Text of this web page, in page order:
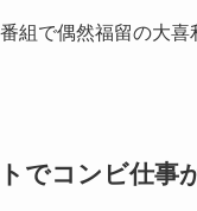
組で偶然福留の大
でコンビ仕事